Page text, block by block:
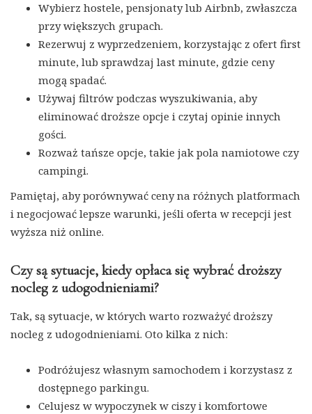
Wybierz hostele, pensjonaty lub Airbnb, zwłaszcza
przy większych grupach.
Rezerwuj z wyprzedzeniem, korzystając z ofert first
minute, lub sprawdzaj last minute, gdzie ceny
mogą spadać.
Używaj filtrów podczas wyszukiwania, aby
eliminować droższe opcje i czytaj opinie innych
gości.
Rozważ tańsze opcje, takie jak pola namiotowe czy
campingi.
Pamiętaj, aby porównywać ceny na różnych platformach
i negocjować lepsze warunki, jeśli oferta w recepcji jest
wyższa niż online.
Czy są sytuacje, kiedy opłaca się wybrać droższy
nocleg z udogodnieniami?
Tak, są sytuacje, w których warto rozważyć droższy
nocleg z udogodnieniami. Oto kilka z nich:
Podróżujesz własnym samochodem i korzystasz z
dostępnego parkingu.
Celujesz w wypoczynek w ciszy i komfortowe